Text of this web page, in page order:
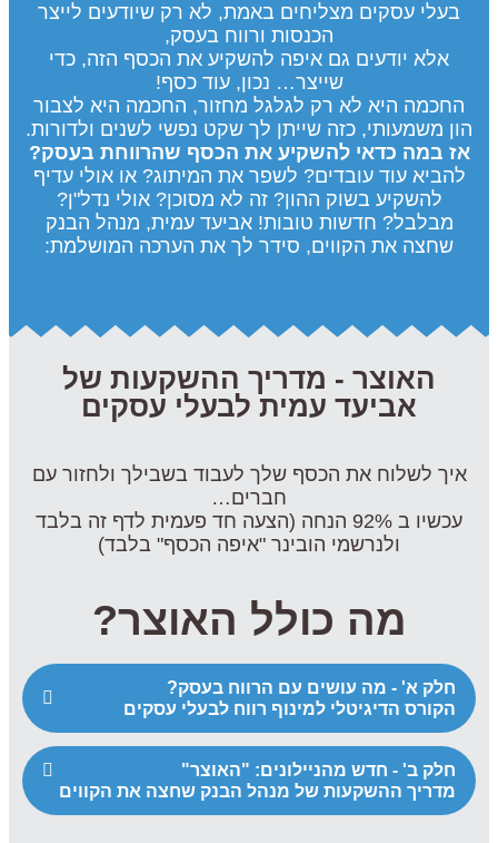
בעלי עסקים מצליחים באמת, לא רק שיודעים לייצר
הכנסות ורווח בעסק,
אלא יודעים גם איפה להשקיע את הכסף הזה, כדי
שייצר… נכון, עוד כסף!
החכמה היא לא רק לגלגל מחזור, החכמה היא לצבור
הון משמעותי, כזה שייתן לך שקט נפשי לשנים ולדורות.
אז במה כדאי להשקיע את הכסף שהרווחת בעסק?
להביא עוד עובדים? לשפר את המיתוג? או אולי עדיף
להשקיע בשוק ההון? זה לא מסוכן? אולי נדל"ן?
מבלבל? חדשות טובות! אביעד עמית, מנהל הבנק
שחצה את הקווים, סידר לך את הערכה המושלמת:
האוצר - מדריך ההשקעות של
אביעד עמית לבעלי עסקים
איך לשלוח את הכסף שלך לעבוד בשבילך ולחזור עם
חברים…
עכשיו ב 92% הנחה (הצעה חד פעמית לדף זה בלבד
ולנרשמי הובינר "איפה הכסף" בלבד)
מה כולל האוצר?
חלק א' - מה עושים עם הרווח בעסק?
הקורס הדיגיטלי למינוף רווח לבעלי עסקים
חלק ב' - חדש מהניילונים: "האוצר"
מדריך ההשקעות של מנהל הבנק שחצה את הקווים